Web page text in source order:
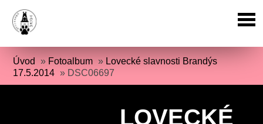
Úvod » Fotoalbum » Lovecké slavnosti Brandýs
17.5.2014 » DSC06697
LOVECKÉ